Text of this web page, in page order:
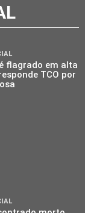
flagrado em alta
TCO por